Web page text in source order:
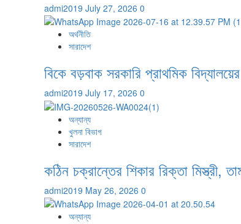
admi2019 July 27, 2026 0
অর্থনীতি
সারাদেশ
বিকে বড়বাক সরকারি প্রাথমিক
admi2019 July 17, 2026 0
অন্যান্য
খুলনা বিভাগ
সারাদেশ
কঠিন চক্রান্তের শিকার রিক্তা মিস্ত্রী,
admi2019 May 26, 2026 0
অন্যান্য